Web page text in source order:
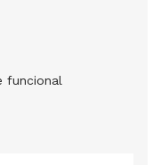
funcional